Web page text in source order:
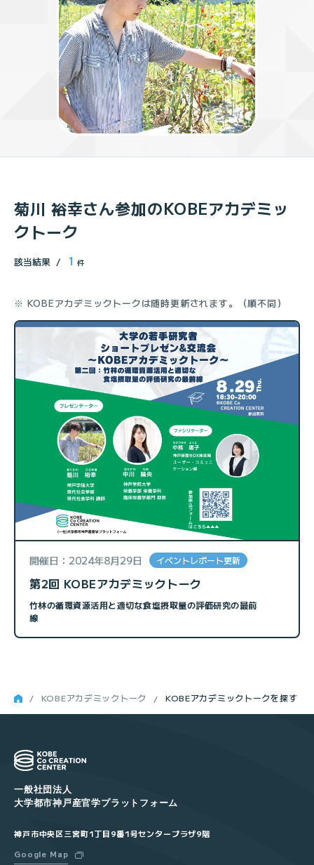
菊川 裕幸さん参加のKOBEアカデミッ
クトーク
該当結果 1 件
※ KOBEアカデミックトークは随時更新されます。（順不同）
開催日： 2024年8月29日 イベントレポート更新
第2回 KOBEアカデミックトーク
竹林の循環資源活用と適切な食塩摂取量の評価研究の最前
線
KOBEアカデミックトーク KOBEアカデミックトークを探す
一般社団法人
大学都市神戸産官学プラットフォーム
神戸市中央区三宮町1丁目9番1号センタープラザ9階
Google Map